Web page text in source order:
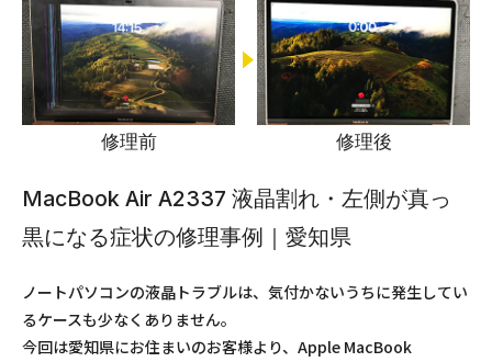
修理前 修理後
MacBook Air A2337 液晶割れ・左側が真っ
黒になる症状の修理事例｜愛知県
ノートパソコンの液晶トラブルは、気付かないうちに発生してい
るケースも少なくありません。
今回は愛知県にお住まいのお客様より、Apple MacBook